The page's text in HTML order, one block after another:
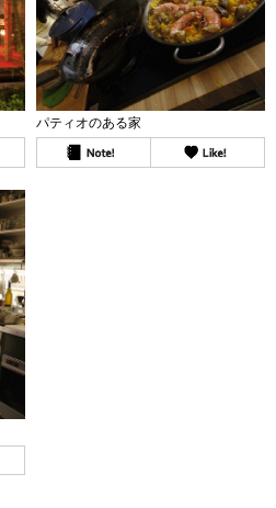
パティオのある家